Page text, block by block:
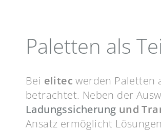
Paletten als
Bei elitec werden Paletten
betrachtet. Neben der
Ladungssicherung und
Ansatz ermöglicht